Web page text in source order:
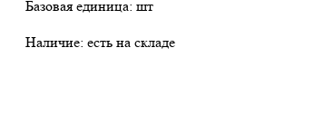
Базовая единица: шт
Наличие: есть на складе